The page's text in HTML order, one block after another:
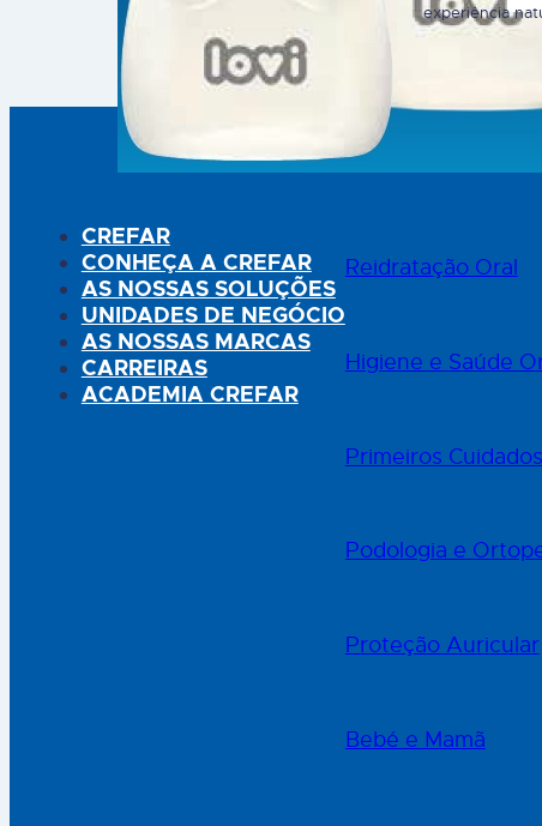
Desenhado em conjunto com médicos
especialistas e clinicamente testado. Inclui a
tetina profissional Dynamic criada utilizando
camadas de silicone heterogéneas: ponta fina e
suave expansível e uma base alargada e rígida.
Requer uma…
experiência
pois apresenta
textura, forma
da sucção do
bebé pode
proximidade
CREFAR
CONHEÇA A CREFAR
AS NOSSAS SOLUÇÕES
UNIDADES DE NEGÓCIO
AS NOSSAS MARCAS
CARREIRAS
ACADEMIA CREFAR
Reidratação Oral
Higiene e Saúde
Primeiros Cuidados
Podologia e
Proteção Auricular
Bebé e Mamã